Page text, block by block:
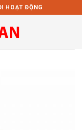
HOẠT ĐỘNG